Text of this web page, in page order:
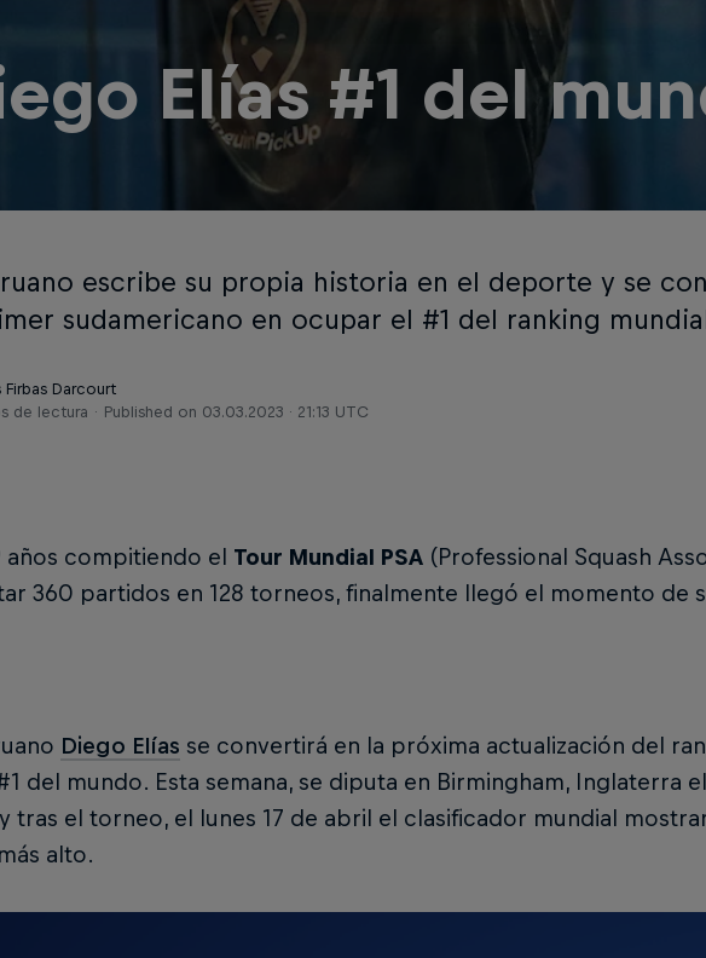
Elías #1 del
escribe su propia historia en el deporte y se
sudamericano en ocupar el #1 del ranking
Firbas Darcourt
de lectura
Published on 03.03.2023 · 21:13 UTC
años compitiendo el Tour Mundial PSA(Professional Squash
360 partidos en 128 torneos, finalmente llegó el momento de
Diego Elías se convertirá en la próxima actualización del
del mundo. Esta semana, se diputa en Birmingham, Inglaterra el
y tras el torneo, el lunes 17 de abril el clasificador mundial
alto.